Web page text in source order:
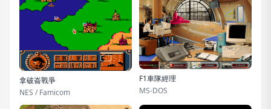
拿破崙戰爭
NES / Famicom
F1車隊經理
MS-DOS